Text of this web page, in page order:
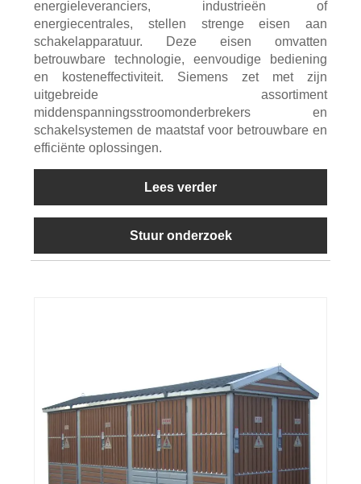
energieleveranciers, industrieën of
energiecentrales, stellen strenge eisen aan
schakelapparatuur. Deze eisen omvatten
betrouwbare technologie, eenvoudige bediening
en kosteneffectiviteit. Siemens zet met zijn
uitgebreide assortiment
middenspanningsstroomonderbrekers en
schakelsystemen de maatstaf voor betrouwbare en
efficiënte oplossingen.
Lees verder
Stuur onderzoek